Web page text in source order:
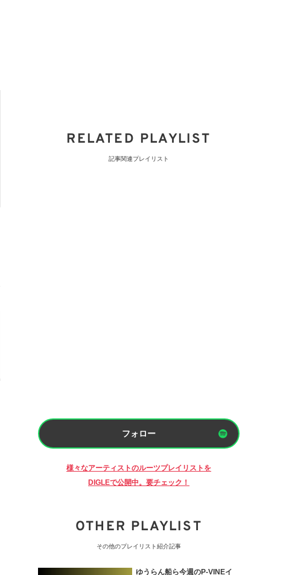
RELATED PLAYLIST
記事関連プレイリスト
フォロー
様々なアーティストのルーツプレイリストを
DIGLEで公開中。要チェック！
OTHER PLAYLIST
その他のプレイリスト紹介記事
ゆうらん船ら今週のP-VINEイ